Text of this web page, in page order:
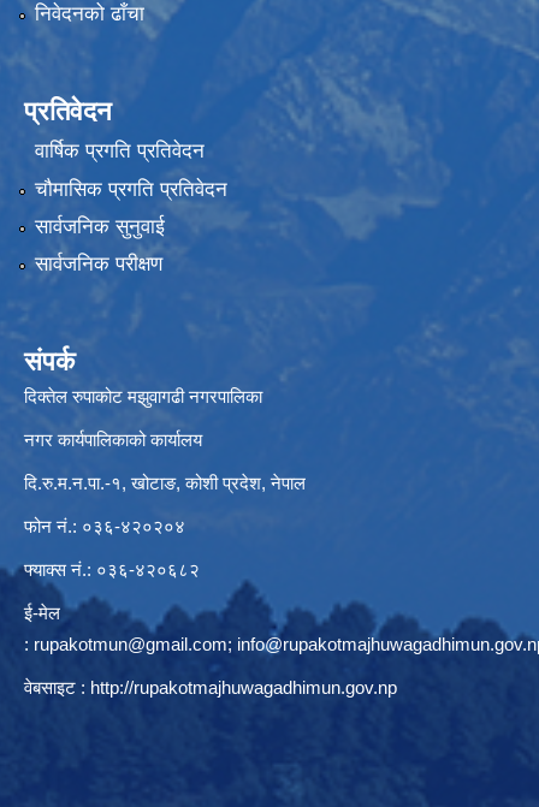
निवेदनको ढाँचा
प्रतिवेदन
वार्षिक प्रगति प्रतिवेदन
चौमासिक प्रगति प्रतिवेदन
सार्वजनिक सुनुवाई
सार्वजनिक परीक्षण
संपर्क
दिक्तेल रुपाकोट मझुवागढी नगरपालिका
नगर कार्यपालिकाको कार्यालय
दि.रु.म.न.पा.-१, खोटाङ, कोशी प्रदेश, नेपाल
फोन नं.: ०३६-४२०२०४
फ्याक्स नं.: ०३६-४२०६८२
ई-मेल
: rupakotmun@gmail.com;
वेबसाइट : http://rupakotmajhuwagadhimun.gov.np